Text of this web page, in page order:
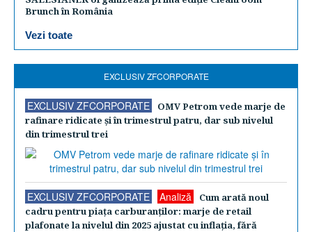
Brunch în România
Vezi toate
EXCLUSIV ZFCORPORATE
EXCLUSIV ZFCORPORATE
OMV Petrom vede marje de
rafinare ridicate şi în trimestrul patru, dar sub nivelul
din trimestrul trei
EXCLUSIV ZFCORPORATE Analiză
Cum arată noul
cadru pentru piaţa carburanţilor: marje de retail
plafonate la nivelul din 2025 ajustat cu inflaţia, fără